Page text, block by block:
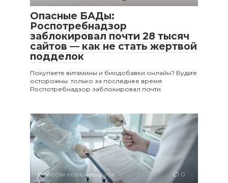
Опасные БАДы:
Роспотребнадзор
заблокировал почти 28 тысяч
сайтов — как не стать жертвой
подделок
Покупаете витамины и биодобавки онлайн? Будьте
осторожны: только за последнее время
Роспотребнадзор заблокировал почти
Новости коронавируса 0